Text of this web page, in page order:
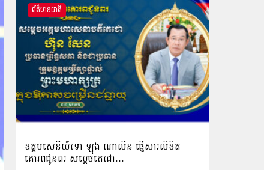
ព័ត៌មានជាតិ
ឧត្ដមសេនីយ៍ទោ ឡុង ណាលីន ផ្ញើសារលិខិត
គោរពជូនពរ សម្ដេចតេជោ…